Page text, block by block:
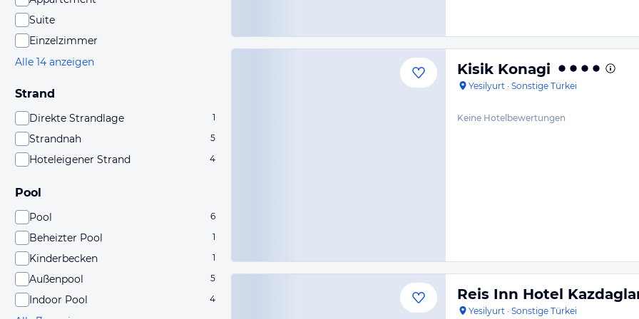
Suite
Einzelzimmer
Alle 14 anzeigen
Strand
Direkte Strandlage 1
Strandnah 5
Hoteleigener Strand 4
Pool
Pool 6
Beheizter Pool 1
Kinderbecken 1
Außenpool 5
Indoor Pool 4
Kisik Konagi
Yesilyurt · Sonstige Türkei
Keine Hotelbewertungen
Reis Inn Hotel
Yesilyurt · Sonstige Türkei